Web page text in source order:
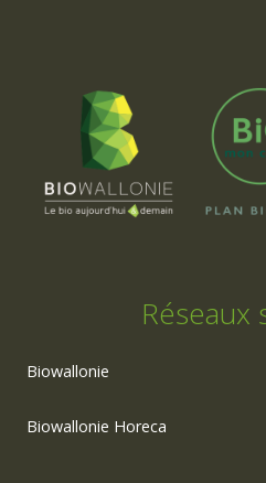
Réseaux
Biowallonie
Biowallonie Horeca